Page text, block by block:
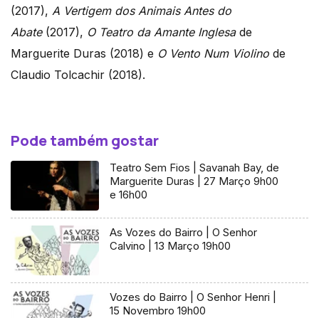
(2017), A Vertigem dos Animais Antes do
Abate(2017), O Teatro da Amante Inglesa de
Marguerite Duras (2018) e O Vento Num Violino de
Claudio Tolcachir (2018).
Pode também gostar
Teatro Sem Fios | Savanah Bay, de
Marguerite Duras | 27 Março 9h00
e 16h00
As Vozes do Bairro | O Senhor
Calvino | 13 Março 19h00
Vozes do Bairro | O Senhor Henri |
15 Novembro 19h00